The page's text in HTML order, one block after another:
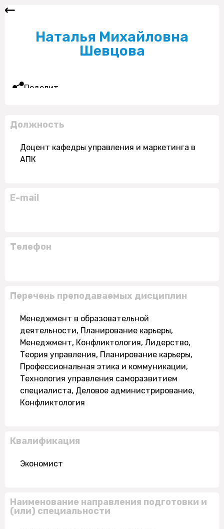
Наталья Михайловна
Шевцова
Поделиться
Должность
Доцент кафедры управления и маркетинга в
АПК
E-mail
Телефон
Перечень преподаваемых дисциплин
Менеджмент в образовательной
деятельности, Планирование карьеры,
Менеджмент, Конфликтология, Лидерство,
Теория управления, Планирование карьеры,
Профессиональная этика и коммуникации,
Технология управления саморазвитием
специалиста, Деловое администрирование,
Конфликтология
Квалификация
Экономист
Наименование направления подготовки и
(или) специальности